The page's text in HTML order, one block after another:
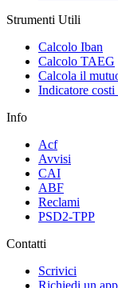
Strumenti Utili
Calcolo Iban
Calcolo TAEG
Calcola il
Indicatore costi
Info
Acf
Avvisi
CAI
ABF
Reclami
PSD2-TPP
Contatti
Scrivici
Richiedi un